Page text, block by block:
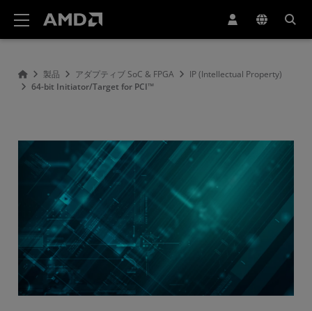
製品 アダプティブ SoC & FPGA
IP (Intellectual Property)
64-bit Initiator/Target for PCI™